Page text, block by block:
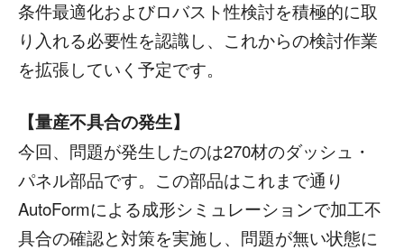
条件最適化およびロバスト性検討を積極的に取
り入れる必要性を認識し、これからの検討作業
を拡張していく予定です。
【量産不具合の発生】
今回、問題が発生したのは270材のダッシュ・
パネル部品です。この部品はこれまで通り
AutoFormによる成形シミュレーションで加工不
具合の確認と対策を実施し、問題が無い状態に